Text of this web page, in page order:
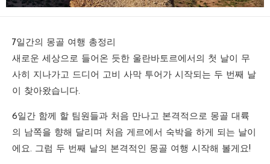
7일간의 몽골 여행 총정리
새로운 세상으로 들어온 듯한 울란바토르에서의 첫 날이 무
사히 지나가고 드디어 고비 사막 투어가 시작되는 두 번째 날
이 찾아왔습니다.
6일간 함께 할 팀원들과 처음 만나고 본격적으로 몽골 대륙
의 남쪽을 향해 달리며 처음 게르에서 숙박을 하게 되는 날이
에요. 그럼 두 번째 날의 본격적인 몽골 여행 시작해 볼게요!